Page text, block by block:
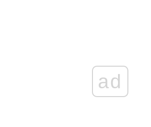
ad